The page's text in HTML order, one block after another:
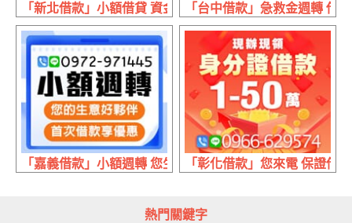
「新北借款」小額借貸 資金不用籌 | 10萬內 週轉好幫手
「台中借款」急救金週轉 借
「嘉義借款」小額週轉 您生意好夥伴 | 首次借款享優惠
「彰化借款」您來電 保證借
熱門關鍵字